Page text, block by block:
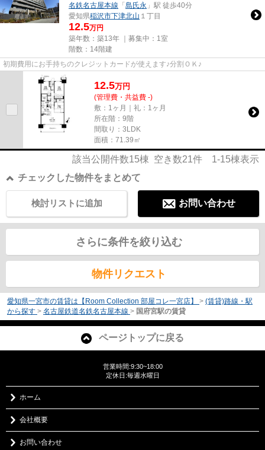
名鉄名古屋本線 「 島氏永 」駅 徒歩40分
愛知県稲沢市下津北山 １丁目
12.5万円
築年数：築13年 ｜募集中： 1室
階数：14階建
初期費用にお手持ちのクレジットカードが使えます♪分割ＯＫ♪
12.5万円
(管理費・共益費 -)
敷：1ヶ月｜礼：1ヶ月
所在階：9階
間取り：3LDK
面積：71.39㎡
該当公開件数15棟 空き数21件 1-15棟表示
チェックした物件をまとめて
お問い合わせ
検討リストに追加
さらに条件を絞り込む
物件リクエスト
愛知県一宮市の賃貸は【Room Collection 部屋コレ一宮店】 > (賃貸)路線・駅
から探す > 名古屋鉄道名鉄名古屋本線 > 国府宮駅の賃貸
ページトップに戻る
営業時間:9:30~18:00
定休日:毎週水曜日
ホーム
会社概要
お問い合わせ